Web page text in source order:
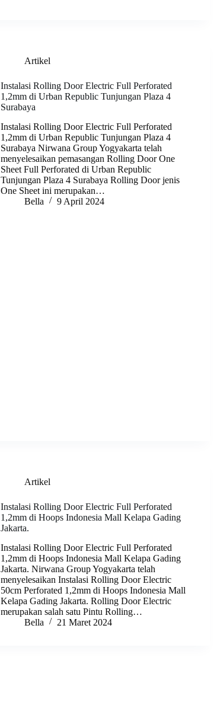
Artikel
Instalasi Rolling Door Electric Full Perforated
1,2mm di Urban Republic Tunjungan Plaza 4
Surabaya
Instalasi Rolling Door Electric Full Perforated
1,2mm di Urban Republic Tunjungan Plaza 4
Surabaya Nirwana Group Yogyakarta telah
menyelesaikan pemasangan Rolling Door One
Sheet Full Perforated di Urban Republic
Tunjungan Plaza 4 Surabaya Rolling Door jenis
One Sheet ini merupakan…
Bella
9 April 2024
Artikel
Instalasi Rolling Door Electric Full Perforated
1,2mm di Hoops Indonesia Mall Kelapa Gading
Jakarta.
Instalasi Rolling Door Electric Full Perforated
1,2mm di Hoops Indonesia Mall Kelapa Gading
Jakarta. Nirwana Group Yogyakarta telah
menyelesaikan Instalasi Rolling Door Electric
50cm Perforated 1,2mm di Hoops Indonesia Mall
Kelapa Gading Jakarta. Rolling Door Electric
merupakan salah satu Pintu Rolling…
Bella
21 Maret 2024